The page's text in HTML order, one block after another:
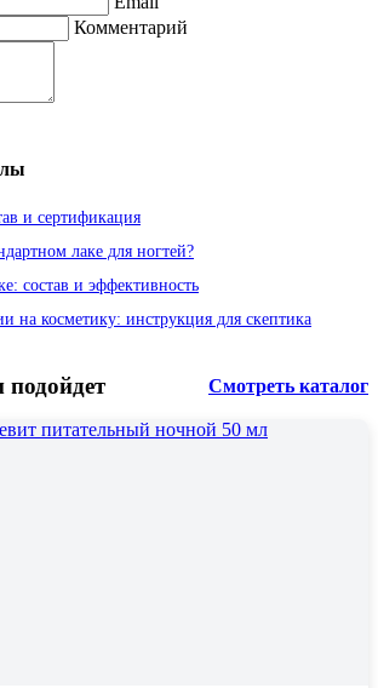
Комментарий
и сертификация
лаке для ногтей?
состав и эффективность
на косметику: инструкция для скептика
Смотреть каталог